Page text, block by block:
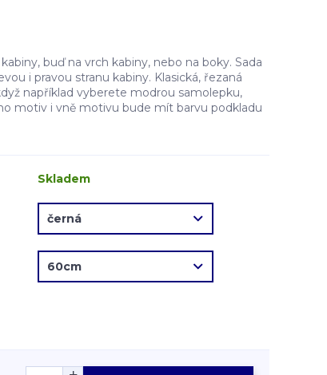
buď na vrch kabiny, nebo na boky. Sada
i pravou stranu kabiny. Klasická, řezaná
například vyberete modrou samolepku,
motiv i vně motivu bude mít barvu podkladu
Skladem